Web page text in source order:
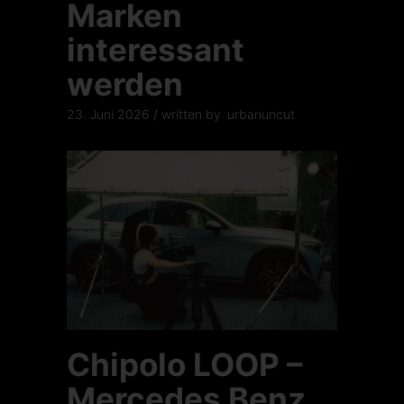
Marken
interessant
werden
23. Juni 2026 written by urbanuncut
Chipolo LOOP –